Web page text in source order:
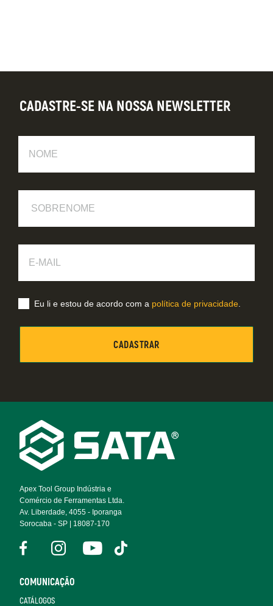
Footer
Navigation
Apex Tool Group Indústria e
Comércio de Ferramentas Ltda.
Av. Liberdade, 4055 - Iporanga
Sorocaba - SP | 18087-170
COMUNICAÇÃO
CATÁLOGOS
CADASTRE-SE NA NOSSA NEWSLETTER
Mail
Eu li e estou de acordo com a política de privacidade